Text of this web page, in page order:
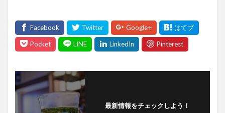
最新情報をチェックしよう！